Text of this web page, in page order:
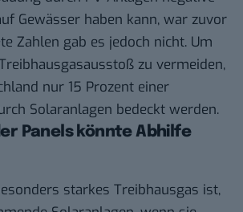
Gewässer haben kann, war zuvor
Zahlen gab es jedoch nicht. Um
zu vermeiden,
nur 15 Prozent einer
Solaranlagen bedeckt werden.
Panels könnte Abhilfe
starkes Treibhausgas ist,